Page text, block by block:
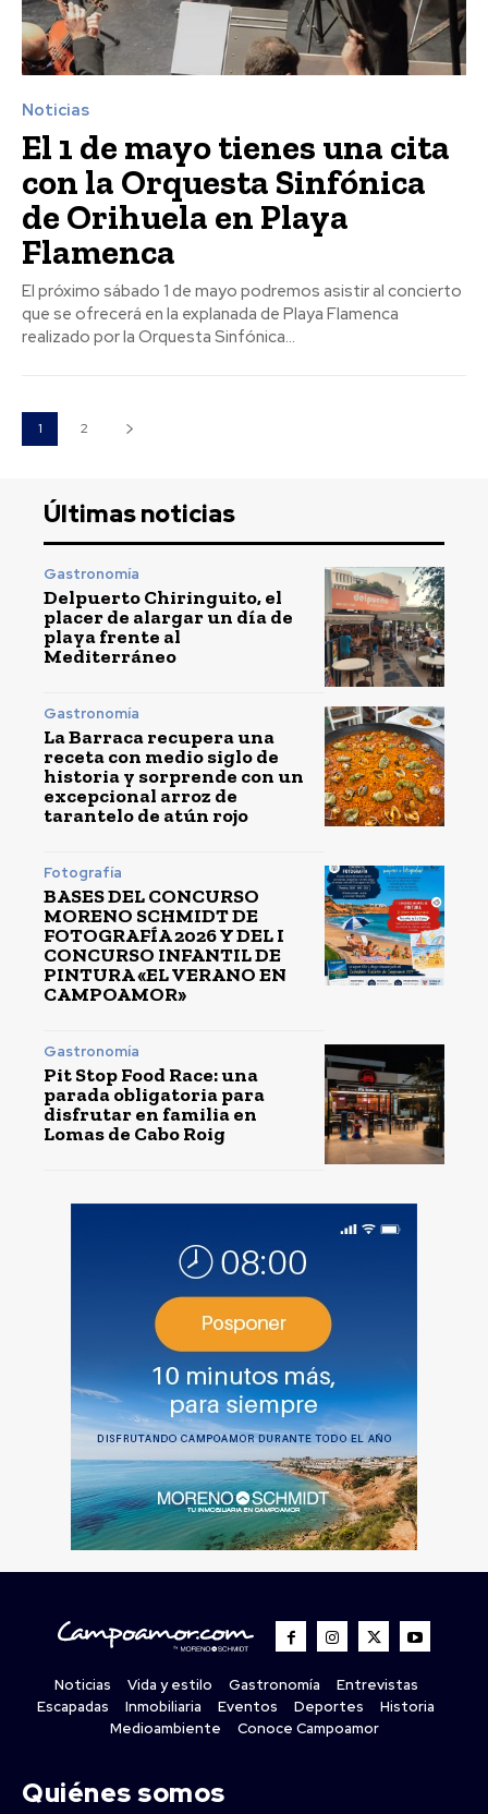
Noticias
El 1 de mayo tienes una cita
con la Orquesta Sinfónica
de Orihuela en Playa
Flamenca
El próximo sábado 1 de mayo podremos asistir al concierto
que se ofrecerá en la explanada de Playa Flamenca
realizado por la Orquesta Sinfónica...
1 2
Últimas noticias
Gastronomía
Delpuerto Chiringuito, el
placer de alargar un día de
playa frente al
Mediterráneo
Gastronomía
La Barraca recupera una
receta con medio siglo de
historia y sorprende con un
excepcional arroz de
tarantelo de atún rojo
Fotografía
BASES DEL CONCURSO
MORENO SCHMIDT DE
FOTOGRAFÍA 2026 Y DEL I
CONCURSO INFANTIL DE
PINTURA «EL VERANO EN
CAMPOAMOR»
Gastronomía
Pit Stop Food Race: una
parada obligatoria para
disfrutar en familia en
Lomas de Cabo Roig
Noticias Vida y estilo Gastronomía
Entrevistas
Escapadas
Inmobiliaria Eventos Deportes
Historia
Medioambiente
Conoce Campoamor
Quiénes somos